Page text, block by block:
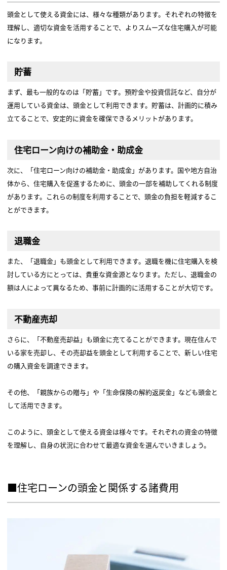
頭金として使える資金には、様々な種類があります。それぞれの特徴を
理解し、適切な資金を活用することで、よりスムーズな住宅購入が可能
になります。
貯蓄
まず、最も一般的なのは「貯蓄」です。預貯金や投資信託など、自分が
運用している資金は、頭金として利用できます。貯蓄は、計画的に積み
立てることで、安定的に資金を確保できるメリットがあります。
住宅ローン向けの補助金・助成金
次に、「住宅ローン向けの補助金・助成金」があります。国や地方自治
体から、住宅購入を促進するために、頭金の一部を補助してくれる制度
があります。これらの制度を利用することで、頭金の負担を軽減するこ
とができます。
退職金
また、「退職金」も頭金として利用できます。退職を機に住宅購入を検
討している方にとっては、貴重な資金源となります。ただし、退職金の
額は人によって異なるため、事前に計画的に活用することが大切です。
不動産売却
さらに、「不動産売却益」も頭金に充てることができます。現在住んで
いる家を売却し、その売却益を頭金として利用することで、新しい住宅
の購入資金を調達できます。
その他、「親族からの贈与」や「生命保険の解約返戻金」なども頭金と
して活用できます。
このように、頭金として使える資金は様々です。それぞれの資金の特徴
を理解し、自身の状況に合わせて最適な資金を選んでいきましょう。
■住宅ローンの頭金と関係する諸費用